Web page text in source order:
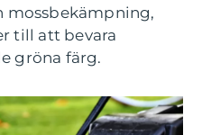
mossbekämpning,
till att bevara
gröna färg.